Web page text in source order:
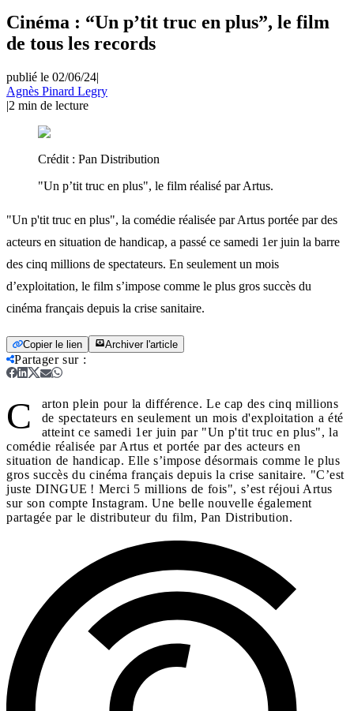
Cinéma : “Un p’tit truc en plus”, le film
de tous les records
publié le 02/06/24|
Agnès Pinard Legry
|2 min de lecture
Crédit : Pan Distribution
"Un p’tit truc en plus", le film réalisé par Artus.
"Un p'tit truc en plus", la comédie réalisée par Artus portée par des
acteurs en situation de handicap, a passé ce samedi 1er juin la barre
des cinq millions de spectateurs. En seulement un mois
d’exploitation, le film s’impose comme le plus gros succès du
cinéma français depuis la crise sanitaire.
Copier le lien Archiver l'article
Partager sur:
C
arton plein pour la différence. Le cap des cinq millions
de spectateurs en seulement un mois d'exploitation a été
atteint ce samedi 1er juin par "Un p'tit truc en plus", la
comédie réalisée par Artus et portée par des acteurs en
situation de handicap. Elle s’impose désormais comme le plus
gros succès du cinéma français depuis la crise sanitaire. "C’est
juste DINGUE ! Merci 5 millions de fois", s’est réjoui Artus
sur son compte Instagram. Une belle nouvelle également
partagée par le distributeur du film, Pan Distribution.